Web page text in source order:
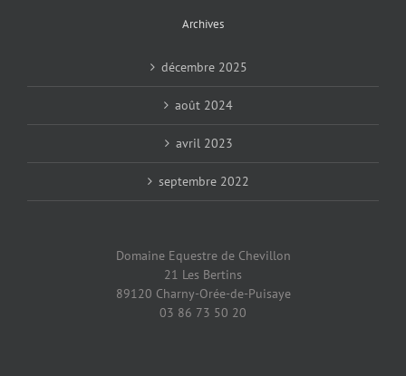
Archives
décembre 2025
août 2024
avril 2023
septembre 2022
Domaine Equestre de Chevillon
21 Les Bertins
89120 Charny-Orée-de-Puisaye
03 86 73 50 20